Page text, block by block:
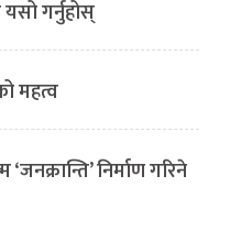
गर्नुहोस्
महत्व
निर्माण गरिने